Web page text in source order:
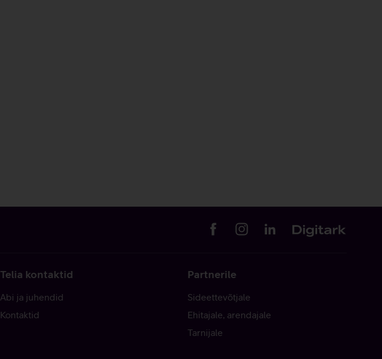
Telia kontaktid
Abi ja juhendid
Kontaktid
Partnerile
Sideettevõtjale
Ehitajale, arendajale
Tarnijale